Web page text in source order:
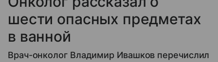
шести опасных предметах
в ванной
Врач-онколог Владимир Ивашков перечислил